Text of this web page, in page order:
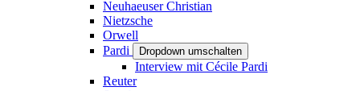
Neuhaeuser Christian
Nietzsche
Orwell
Pardi
Dropdown umschalten
Interview mit Cécile Pardi
Reuter